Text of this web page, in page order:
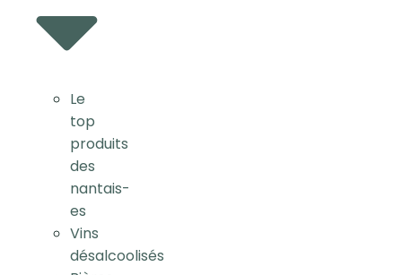
Le
top
produits
des
nantais-
es
Vins
désalcoolisés